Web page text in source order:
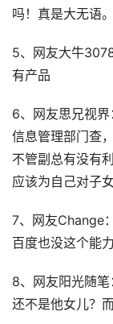
吗！真是大无语。
5、网友大牛
有产品
6、网友思兄视
信息管理部门查
不管副总有没有
应该为自己对子
7、网友Change
百度也没这个能
8、网友阳光随
还不是他女儿？